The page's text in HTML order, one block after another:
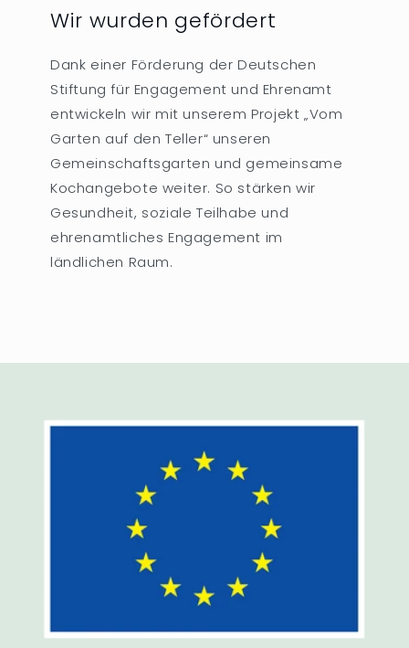
Wir wurden gefördert
Dank einer Förderung der Deutschen
Stiftung für Engagement und Ehrenamt
entwickeln wir mit unserem Projekt „Vom
Garten auf den Teller“ unseren
Gemeinschaftsgarten und gemeinsame
Kochangebote weiter. So stärken wir
Gesundheit, soziale Teilhabe und
ehrenamtliches Engagement im
ländlichen Raum.